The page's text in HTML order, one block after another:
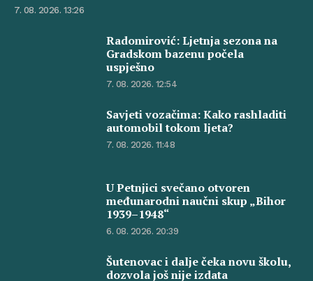
7. 08. 2026. 13:26
Radomirović: Ljetnja sezona na
Gradskom bazenu počela
uspješno
7. 08. 2026. 12:54
Savjeti vozačima: Kako rashladiti
automobil tokom ljeta?
7. 08. 2026. 11:48
U Petnjici svečano otvoren
međunarodni naučni skup „Bihor
1939–1948“
6. 08. 2026. 20:39
Šutenovac i dalje čeka novu školu,
dozvola još nije izdata